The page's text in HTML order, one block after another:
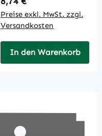
Preise exkl. MwSt. zzgl.
Versandkosten
In den Warenkorb